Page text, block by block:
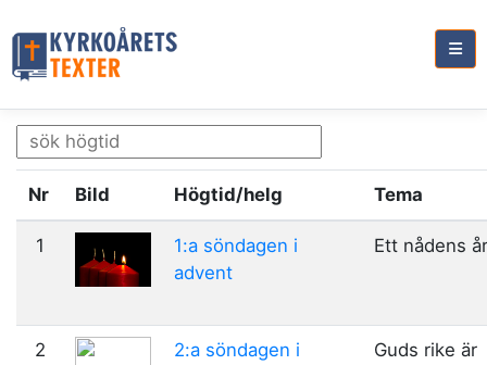
Nr Bild Högtid/helg Tema
1
1:a söndagen i
advent
Ett nådens år
2
2:a söndagen i
Guds rike är